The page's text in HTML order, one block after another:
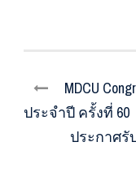
MDCU
ประจำปี ครั้งที่ 60
ประกาศ